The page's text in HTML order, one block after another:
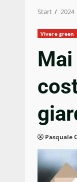
Start 2024
Vivere green
Pasquale